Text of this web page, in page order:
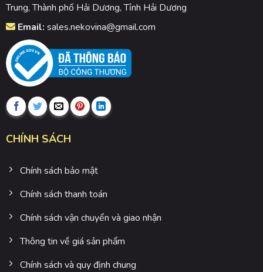
Trung, Thành phố Hải Dương, Tỉnh Hải Dương
Email: sales.nekovina@gmail.com
CHÍNH SÁCH
Chính sách bảo mật
Chính sách thanh toán
Chính sách vận chuyển và giao nhận
Thông tin về giá sản phẩm
Chính sách và quy định chung